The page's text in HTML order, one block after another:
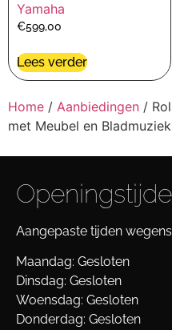
Yamaha
€599,00
Lees verder
Home / Aanbiedingen /
met Meubel en
Aangepaste tijden
Maandag: Gesloten
Dinsdag: Gesloten
Woensdag: Gesloten
Donderdag: Gesloten